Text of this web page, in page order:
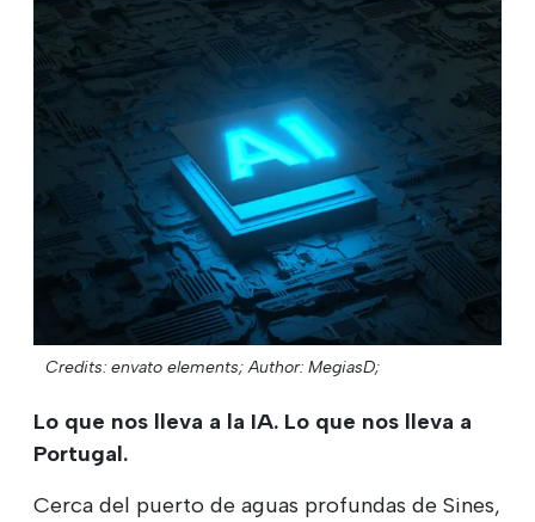
Credits: envato elements; Author: MegiasD;
Lo que nos lleva a la IA. Lo que nos lleva a
Portugal.
Cerca del puerto de aguas profundas de Sines,